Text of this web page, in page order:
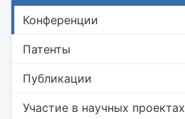
Конференции
Патенты
Публикации
Участие в научных проектах